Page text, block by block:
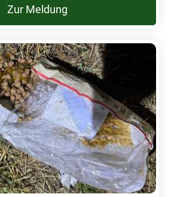
Zur Meldung